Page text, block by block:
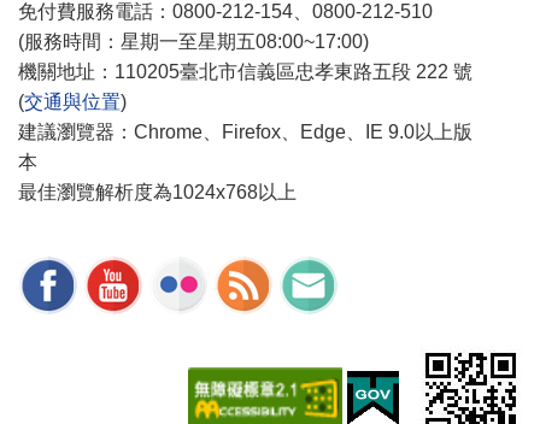
免付費服務電話：0800-212-154、0800-212-510
(服務時間：星期一至星期五08:00~17:00)
機關地址：110205臺北市信義區忠孝東路五段 222 號
(交通與位置)
建議瀏覽器：Chrome、Firefox、Edge、IE 9.0以上版
本
最佳瀏覽解析度為1024x768以上